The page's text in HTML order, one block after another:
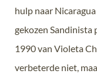
hulp naar
gekozen
1990 van Violeta
verbeterde niet,